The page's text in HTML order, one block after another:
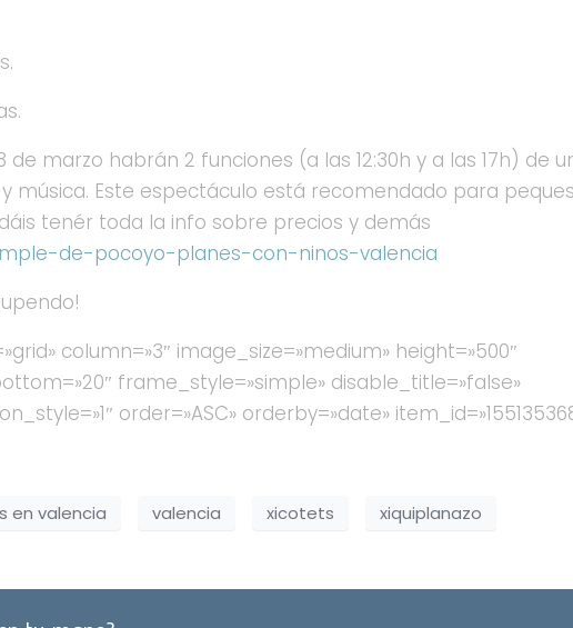
de marzo habrán 2 funciones (a las 12:30h y a las 17h) de
Este espectáculo está recomendado para
tenér toda la info sobre precios y demás
de-pocoyo-planes-con-ninos-valencia
column=»3″ image_size=»medium» height=»500″
frame_style=»simple» disable_title=»false»
order=»ASC» orderby=»date»
en valencia valencia xicotets xiquiplanazo